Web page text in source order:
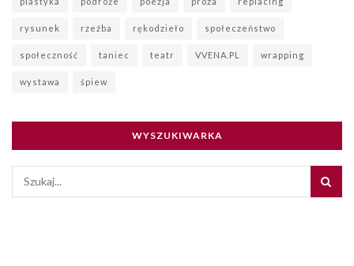
rysunek rzeźba rękodzieło społeczeństwo
społeczność taniec teatr VVENA.PL wrapping
wystawa śpiew
WYSZUKIWARKA